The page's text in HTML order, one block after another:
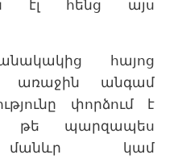
էլ հենց այս
հայոց
առաջին անգամ
փորձում է
թե պարզապես
մանևր կամ